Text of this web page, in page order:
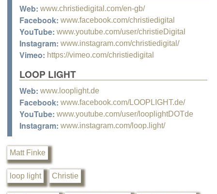
Web: www.christiedigital.com/en-gb/
Facebook: www.facebook.com/christiedigital
YouTube: www.youtube.com/user/christieDigital
Instagram: www.instagram.com/christiedigital/
Vimeo: https://vimeo.com/christiedigital
LOOP LIGHT
Web: www.looplight.de
Facebook: www.facebook.com/LOOPLIGHT.de/
YouTube: www.youtube.com/user/looplightDOTde
Instagram: www.instagram.com/loop.light/
Matt Finke
loop light Christie